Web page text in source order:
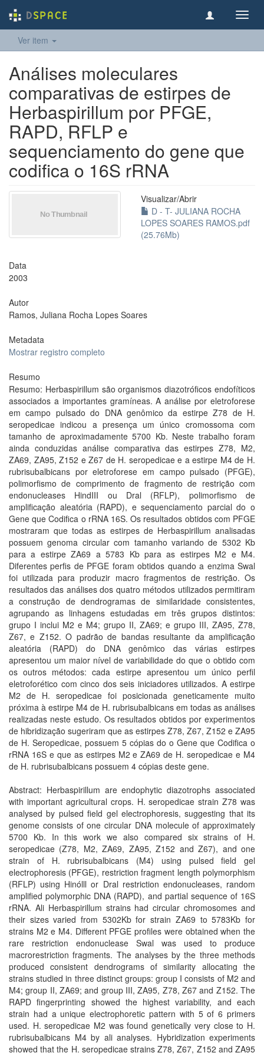
Ver item
Análises moleculares
comparativas de estirpes de
Herbaspirillum por PFGE,
RAPD, RFLP e
sequenciamento do gene que
codifica o 16S rRNA
Visualizar/Abrir
D - T- JULIANA ROCHA
LOPES SOARES RAMOS.pdf
(25.76Mb)
Data
2003
Autor
Ramos, Juliana Rocha Lopes Soares
Metadata
Mostrar registro completo
Resumo
Resumo: Herbaspirillum são organismos diazotróficos endofíticos
associados a importantes gramíneas. A análise por eletroforese
em campo pulsado do DNA genômico da estirpe Z78 de H.
seropedicae indicou a presença um único cromossoma com
tamanho de aproximadamente 5700 Kb. Neste trabalho foram
ainda conduzidas análise comparativa das estirpes Z78, M2,
ZA69, ZA95, Z152 e Z67 de H. seropedicae e a estirpe M4 de H.
rubrisubalbicans por eletroforese em campo pulsado (PFGE),
polimorfismo de comprimento de fragmento de restrição com
endonucleases HindIII ou Dral (RFLP), polimorfismo de
amplificação aleatória (RAPD), e sequenciamento parcial do o
Gene que Codifica o rRNA 16S. Os resultados obtidos com PFGE
mostraram que todas as estirpes de Herbaspirillum analisadas
possuem genoma circular com tamanho variando de 5302 Kb
para a estirpe ZA69 a 5783 Kb para as estirpes M2 e M4.
Diferentes perfis de PFGE foram obtidos quando a enzima Swal
foi utilizada para produzir macro fragmentos de restrição. Os
resultados das análises dos quatro métodos utilizados permitiram
a construção de dendrogramas de similaridade consistentes,
agrupando as linhagens estudadas em três grupos distintos:
grupo I inclui M2 e M4; grupo II, ZA69; e grupo III, ZA95, Z78,
Z67, e Z152. O padrão de bandas resultante da amplificação
aleatória (RAPD) do DNA genômico das várias estirpes
apresentou um maior nível de variabilidade do que o obtido com
os outros métodos: cada estirpe apresentou um único perfil
eletroforético com cinco dos seis iniciadores utilizados. A estirpe
M2 de H. seropedicae foi posicionada geneticamente muito
próxima à estirpe M4 de H. rubrisubalbicans em todas as análises
realizadas neste estudo. Os resultados obtidos por experimentos
de hibridização sugeriram que as estirpes Z78, Z67, Z152 e ZA95
de H. Seropedicae, possuem 5 cópias do o Gene que Codifica o
rRNA 16S e que as estirpes M2 e ZA69 de H. seropedicae e M4
de H. rubrisubalbicans possuem 4 cópias deste gene.
Abstract: Herbaspirillum are endophytic diazotrophs associated
with important agricultural crops. H. seropedicae strain Z78 was
analysed by pulsed field gel electrophoresis, suggesting that its
genome consists of one circular DNA molecule of approximately
5700 Kb. In this work we also compared six strains of H.
seropedicae (Z78, M2, ZA69, ZA95, Z152 and Z67), and one
strain of H. rubrisubalbicans (M4) using pulsed field gel
electrophoresis (PFGE), restriction fragment length polymorphism
(RFLP) using Hinólll or Dral restriction endonucleases, random
amplified polymorphic DNA (RAPD), and partial sequence of 16S
rRNA. Ali Herbaspirillum strains had circular chromosomes and
their sizes varied from 5302Kb for strain ZA69 to 5783Kb for
strains M2 e M4. Different PFGE profiles were obtained when the
rare restriction endonuclease Swal was used to produce
macrorestriction fragments. The analyses by the three methods
produced consistent dendrograms of similarity allocating the
strains studied in three distinct groups: group I consists of M2 and
M4; group II, ZA69; and group III, ZA95, Z78, Z67 and Z152. The
RAPD fingerprinting showed the highest variability, and each
strain had a unique electrophoretic pattern with 5 of 6 primers
used. H. seropedicae M2 was found genetically very close to H.
rubrisubalbicans M4 by ali analyses. Hybridization experiments
showed that the H. seropedicae strains Z78, Z67, Z152 and ZA95